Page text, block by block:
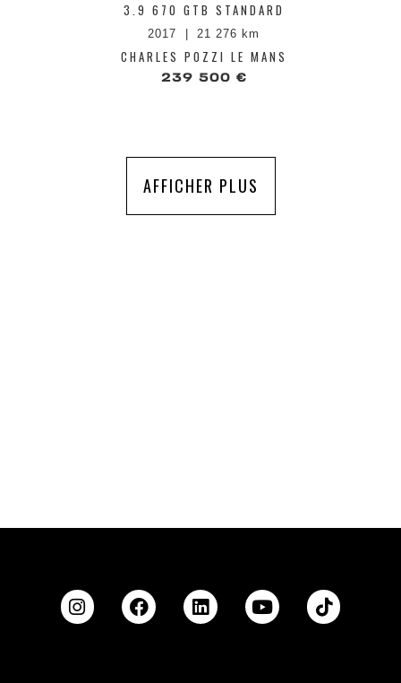
3.9 670 GTB STANDARD
2017 21 276 km
CHARLES POZZI LE MANS
239 500 €
AFFICHER PLUS